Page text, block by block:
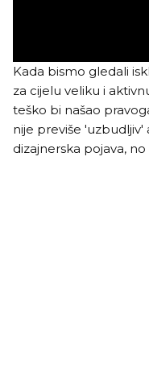
Kada bismo gledali
za cijelu veliku i
teško bi našao
nije previše 'uzbudljiv'
dizajnerska pojava,